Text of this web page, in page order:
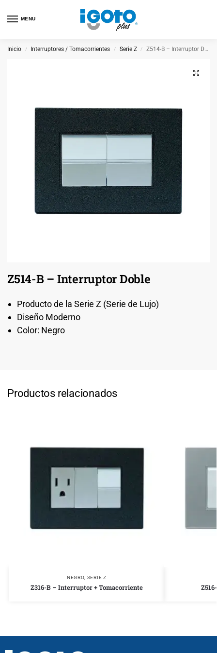
MENU
Inicio / Interruptores / Tomacorrientes / Serie Z / Z514-B – Interruptor Doble
Z514-B – Interruptor Doble
Producto de la Serie Z (Serie de Lujo)
Diseño Moderno
Color: Negro
Productos relacionados
NEGRO SERIE Z
Z316-B – Interruptor + Tomacorriente